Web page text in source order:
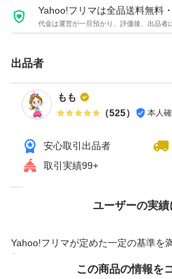
Yahoo!フリマは全品送料無料
代金は運営が一旦預かり、評価後、出品者
出品者
もも
（525） 本人
安心取引出品者
取引実績99+
ユーザーの実績
Yahoo!フリマが定めた一定の基準を
付与しています
価格の相談
この商品の情報を
この商品をみている人にオスス